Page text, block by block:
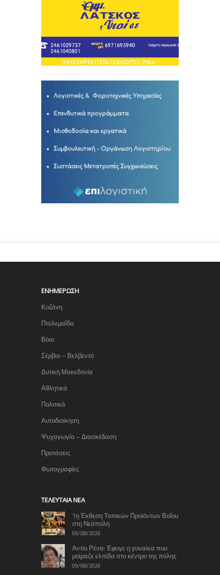
ΕΝΗΜΈΡΩΣΗ
Κοζάνη
Πτολεμαΐδα
Βόιο
Σέρβια – Βελβεντό
Δυτική Μακεδονία
Αθλητικά
Πολιτικά
Αυτοδιοίκηση
Ψυχαγωγία – Διασκέδαση
Προτάσεις
Φωτογραφίες
TΕΛΕΥΤΑΊΑ ΝΈΑ
1η Έκθεση Τοπικών Προϊόντων Βοΐου
στη Νεάπολη
09/08/2026
Αντίο Ρένα: Έφυγε η γυναίκα που
μοίραζε ελπίδα στο κέντρο της πόλης
09/08/2026